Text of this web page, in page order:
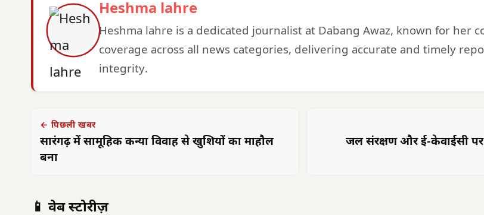
Heshma lahre
Heshma lahre is a dedicated journalist at Dabang Awaz, known for her
coverage across all news categories, delivering accurate and timely
integrity.
← पिछली खबर
सारंगढ़ में सामूहिक कन्या विवाह से खुशियों का माहौल
बना
जल संरक्षण और ई-केवाईसी पर
📱 वेब स्टोरीज़